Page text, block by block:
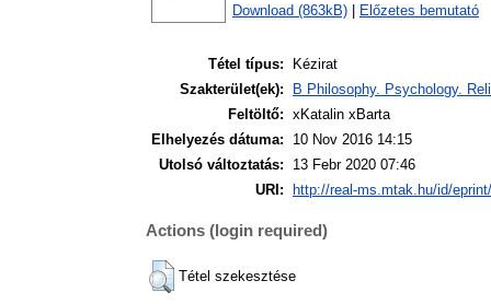
Download (863kB) Előzetes bemutató
Tétel típus:
Kézirat
Szakterület(ek):
B Philosophy. Psychology.
Feltöltő: xKatalin xBarta
Elhelyezés dátuma:
10 Nov 2016 14:15
Utolsó változtatás:
13 Febr 2020 07:46
URI:
http://real-ms.mtak.hu/id/
Actions (login required)
Tétel szekesztése